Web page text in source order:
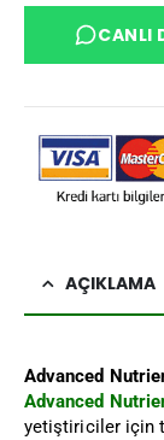
CANLI
AÇIKLAMA
Advanced
Advanced
yetiştiriciler için